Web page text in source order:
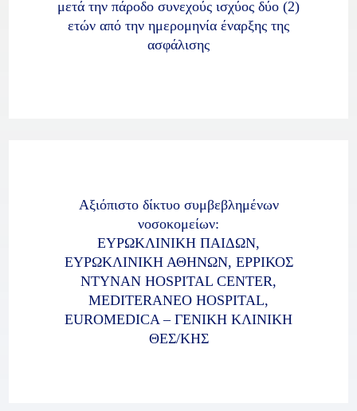
μετά την πάροδο συνεχούς ισχύος δύο (2)
ετών από την ημερομηνία έναρξης της
ασφάλισης
Αξιόπιστο δίκτυο συμβεβλημένων
νοσοκομείων:
ΕΥΡΩΚΛΙΝΙΚΗ ΠΑΙΔΩΝ,
ΕΥΡΩΚΛΙΝΙΚΗ ΑΘΗΝΩΝ, ΕΡΡΙΚΟΣ
ΝΤΥΝΑΝ HOSPITAL CENTER,
MEDITERANEO HOSPITAL,
EUROMEDICA – ΓΕΝΙΚΗ ΚΛΙΝΙΚΗ
ΘΕΣ/ΚΗΣ